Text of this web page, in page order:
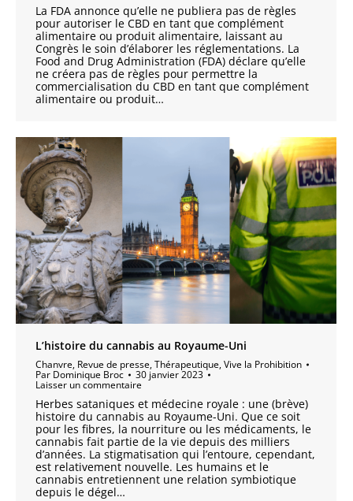
La FDA annonce qu’elle ne publiera pas de règles
pour autoriser le CBD en tant que complément
alimentaire ou produit alimentaire, laissant au
Congrès le soin d’élaborer les réglementations. La
Food and Drug Administration (FDA) déclare qu’elle
ne créera pas de règles pour permettre la
commercialisation du CBD en tant que complément
alimentaire ou produit…
L’histoire du cannabis au Royaume-Uni
Chanvre, Revue de presse,Thérapeutique,Vive la Prohibition
Par Dominique Broc 30 janvier 2023
Laisser un commentaire
Herbes sataniques et médecine royale : une (brève)
histoire du cannabis au Royaume-Uni. Que ce soit
pour les fibres, la nourriture ou les médicaments, le
cannabis fait partie de la vie depuis des milliers
d’années. La stigmatisation qui l’entoure, cependant,
est relativement nouvelle. Les humains et le
cannabis entretiennent une relation symbiotique
depuis le dégel…